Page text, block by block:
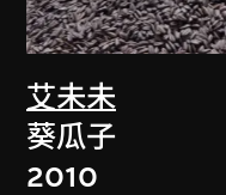
艾未未
葵瓜子
2010